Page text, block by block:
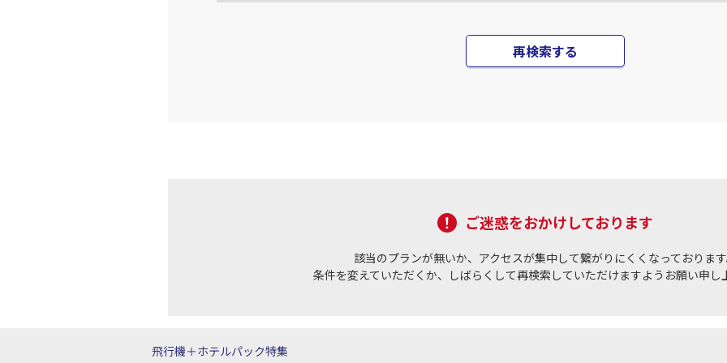
再検索する
ご迷惑をおかけしております
該当のプランが無いか、アクセスが集中して繋がりにくくなっております
条件を変えていただくか、しばらくして再検索していただけますようお願い申し
飛行機＋ホテルパック特集